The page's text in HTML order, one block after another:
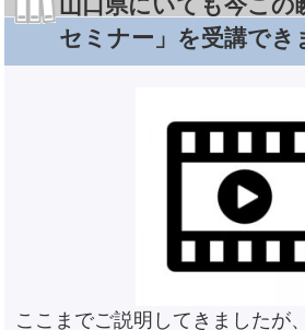
山口県にいても今この
セミナー」を受講でき
ここまでご説明してきましたが